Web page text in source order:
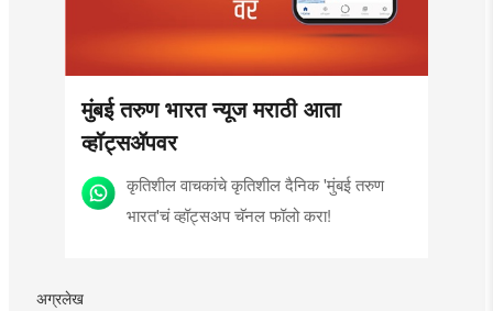
मुंबई तरुण भारत न्यूज मराठी आता
व्हॉट्सॲपवर
कृतिशील वाचकांचे कृतिशील दैनिक 'मुंबई तरुण
भारत'चं व्हॉट्सअप चॅनल फॉलो करा!
अग्रलेख